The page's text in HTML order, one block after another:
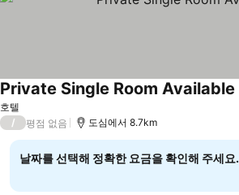
호텔
Private Single Room Available
/ 평점 없음 도심에서 8.7km
날짜를 선택해 정확한 요금을 확인해 주세요.